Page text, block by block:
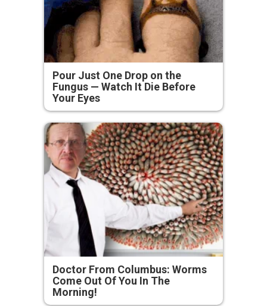
Pour Just One Drop on the
Fungus — Watch It Die Before
Your Eyes
Doctor From Columbus: Worms
Come Out Of You In The
Morning!